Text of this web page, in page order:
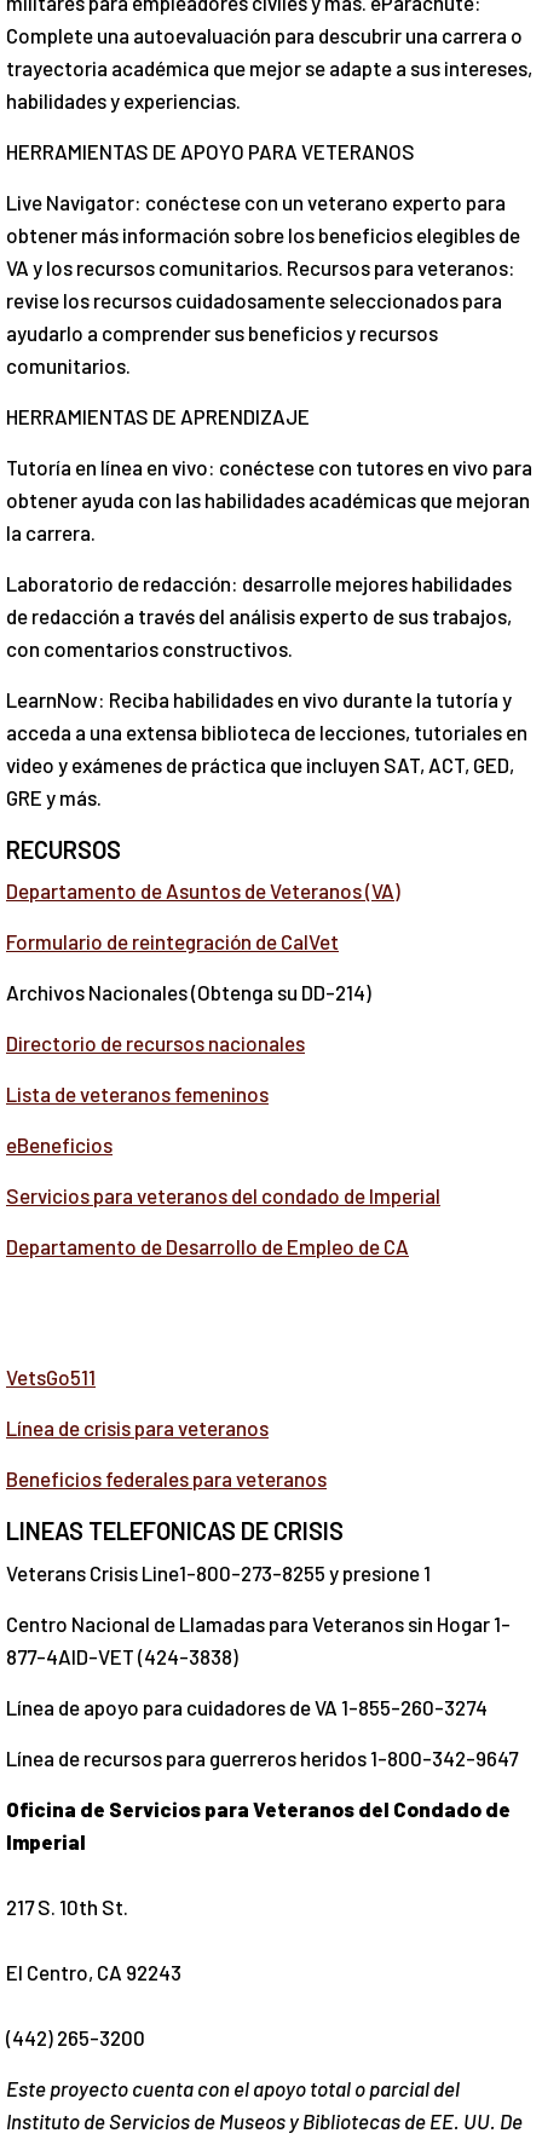
Complete una autoevaluación para descubrir una carrera o
trayectoria académica que mejor se adapte a sus intereses,
habilidades y experiencias.
HERRAMIENTAS DE APOYO PARA VETERANOS
Live Navigator: conéctese con un veterano experto para
obtener más información sobre los beneficios elegibles de
VA y los recursos comunitarios. Recursos para veteranos:
revise los recursos cuidadosamente seleccionados para
ayudarlo a comprender sus beneficios y recursos
comunitarios.
HERRAMIENTAS DE APRENDIZAJE
Tutoría en línea en vivo: conéctese con tutores en vivo para
obtener ayuda con las habilidades académicas que mejoran
la carrera.
Laboratorio de redacción: desarrolle mejores habilidades
de redacción a través del análisis experto de sus trabajos,
con comentarios constructivos.
LearnNow: Reciba habilidades en vivo durante la tutoría y
acceda a una extensa biblioteca de lecciones, tutoriales en
video y exámenes de práctica que incluyen SAT, ACT, GED,
GRE y más.
RECURSOS
Departamento de Asuntos de Veteranos (VA)
Formulario de reintegración de CalVet
Archivos Nacionales (Obtenga su DD-214)
Directorio de recursos nacionales
Lista de veteranos femeninos
eBeneficios
Servicios para veteranos del condado de Imperial
Departamento de Desarrollo de Empleo de CA
VetsGo511
Línea de crisis para veteranos
Beneficios federales para veteranos
LINEAS TELEFONICAS DE CRISIS
Veterans Crisis Line1-800-273-8255 y presione 1
Centro Nacional de Llamadas para Veteranos sin Hogar 1-
877-4AID-VET (424-3838)
Línea de apoyo para cuidadores de VA 1-855-260-3274
Línea de recursos para guerreros heridos 1-800-342-9647
Oficina de Servicios para Veteranos del Condado de
Imperial
217 S. 10th St.
El Centro, CA 92243
(442) 265-3200
Este proyecto cuenta con el apoyo total o parcial del
Instituto de Servicios de Museos y Bibliotecas de EE. UU. De